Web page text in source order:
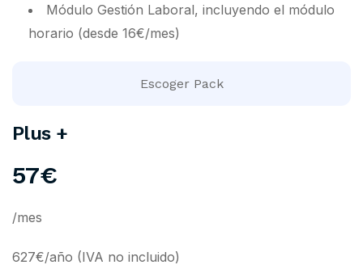
Módulo Gestión Laboral, incluyendo el módulo
horario (desde 16€/mes)
Escoger Pack
Plus +
57€
/mes
627€/año (IVA no incluido)